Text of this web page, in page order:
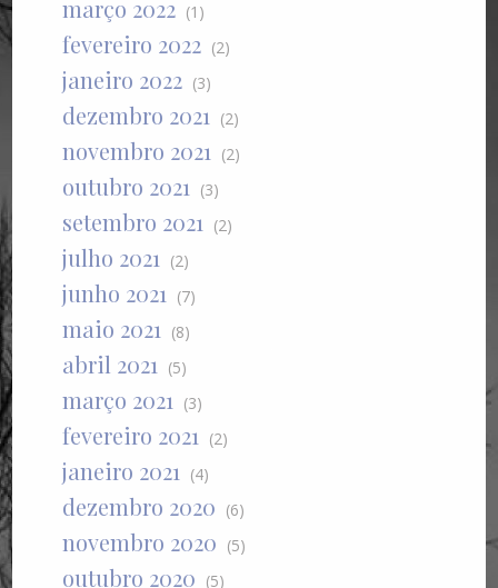
março 2022 (1)
fevereiro 2022 (2)
janeiro 2022 (3)
dezembro 2021 (2)
novembro 2021 (2)
outubro 2021 (3)
setembro 2021 (2)
julho 2021 (2)
junho 2021 (7)
maio 2021 (8)
abril 2021 (5)
março 2021 (3)
fevereiro 2021 (2)
janeiro 2021 (4)
dezembro 2020 (6)
novembro 2020 (5)
outubro 2020 (5)